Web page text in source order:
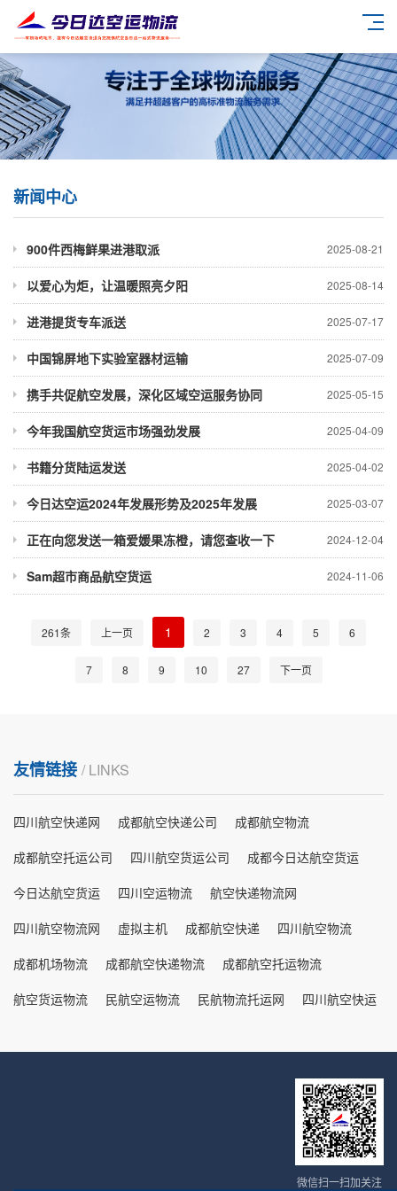
新闻中心
2025-08-21
900件西梅鲜果进港取派
2025-08-14
以爱心为炬，让温暖照亮夕阳
2025-07-17
进港提货专车派送
2025-07-09
中国锦屏地下实验室器材运输
2025-05-15
携手共促航空发展，深化区域空运服务协同
2025-04-09
今年我国航空货运市场强劲发展
2025-04-02
书籍分货陆运发送
2025-03-07
今日达空运2024年发展形势及2025年发展
2024-12-04
正在向您发送一箱爱媛果冻橙，请您查收一下
2024-11-06
Sam超市商品航空货运
261条 上一页 1 2 3 4 5 6
7 8 9 10 27 下一页
友情链接 / LINKS
四川航空快递网 成都航空快递公司
成都航空物流
成都航空托运公司
四川航空货运公司
成都今日达航空货运
今日达航空货运
四川空运物流
航空快递物流网
四川航空物流网
虚拟主机 成都航空快递
四川航空物流
成都机场物流
成都航空快递物流
成都航空托运物流
航空货运物流
民航空运物流 民航物流托运网 四川航空快运
微信扫一扫加关注